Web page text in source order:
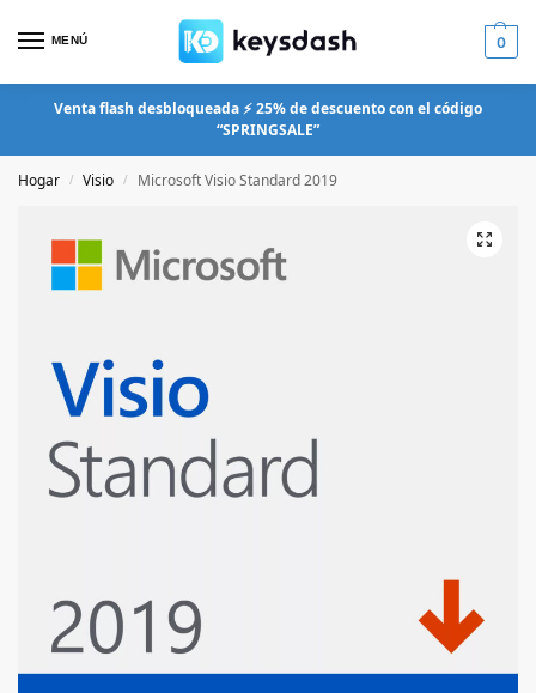
MENÚ 0
Venta flash desbloqueada ⚡ 25% de descuento con el código
“SPRINGSALE”
Hogar / Visio / Microsoft Visio Standard 2019